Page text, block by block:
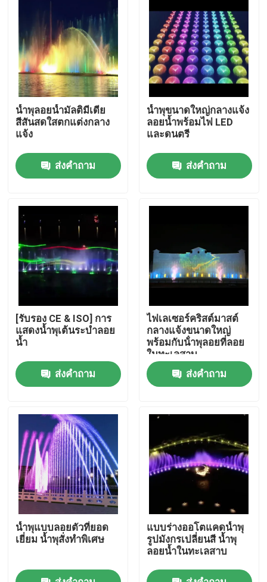
บ้าน
ผลิตภัณฑ์
เกี่ยวกับเรา
ทัวร์โรงงาน
ควบคุมคุณภาพ
ติดต่อเรา
ขออ้าง
น้ำพุลอยน้ำ
น้ําพุทะเลสาบ
น้ำพุดนตรี
น้ำพุลอยน้ำมัลติมีเดีย
สีสันสดใสตกแต่งกลาง
แจ้ง
ส่งคำถาม
น้ำพุขนาดใหญ่กลางแจ้ง
ลอยน้ำพร้อมไฟ LED
และดนตรี
ส่งคำถาม
[รับรอง CE & ISO] การ
แสดงน้ำพุเต้นระบำลอย
น้ำ
ส่งคำถาม
ไฟเลเซอร์คริสต์มาสต์
กลางแจ้งขนาดใหญ่
พร้อมกับน้ําพุลอยที่ลอย
ในทะเลสาบ
ส่งคำถาม
น้ำพุแบบลอยตัวที่ยอด
เยี่ยม น้ำพุสั่งทำพิเศษ
แบบร่างออโตแคดน้ำพุ
รูปมังกรเปลี่ยนสี น้ำพุ
ลอยน้ำในทะเลสาบ